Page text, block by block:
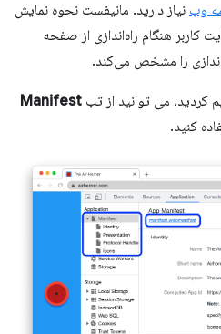
وب نیاز دارید. مانیفست نحوه نمایش
کاربر هنگام راه‌اندازی از صفحه
را مشخص می‌کند.
کردید، می توانید از تب Manifest
کنید.